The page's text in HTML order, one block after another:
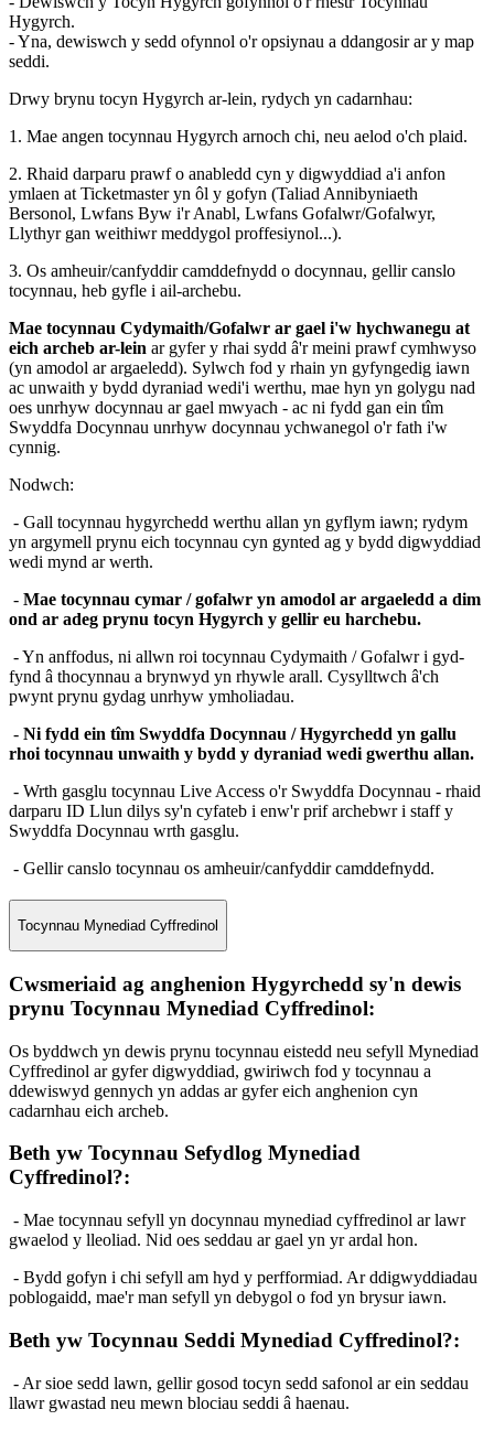
Hygyrch.
- Yna, dewiswch y sedd ofynnol o'r opsiynau a ddangosir ar y map
seddi.
Drwy brynu tocyn Hygyrch ar-lein, rydych yn cadarnhau:
1. Mae angen tocynnau Hygyrch arnoch chi, neu aelod o'ch plaid.
2. Rhaid darparu prawf o anabledd cyn y digwyddiad a'i anfon
ymlaen at Ticketmaster yn ôl y gofyn (Taliad Annibyniaeth
Bersonol, Lwfans Byw i'r Anabl, Lwfans Gofalwr/Gofalwyr,
Llythyr gan weithiwr meddygol proffesiynol...).
3. Os amheuir/canfyddir camddefnydd o docynnau, gellir canslo
tocynnau, heb gyfle i ail-archebu.
Mae tocynnau Cydymaith/Gofalwr ar gael i'w hychwanegu at
eich archeb ar-lein ar gyfer y rhai sydd â'r meini prawf cymhwyso
(yn amodol ar argaeledd). Sylwch fod y rhain yn gyfyngedig iawn
ac unwaith y bydd dyraniad wedi'i werthu, mae hyn yn golygu nad
oes unrhyw docynnau ar gael mwyach - ac ni fydd gan ein tîm
Swyddfa Docynnau unrhyw docynnau ychwanegol o'r fath i'w
cynnig.
Nodwch:
- Gall tocynnau hygyrchedd werthu allan yn gyflym iawn; rydym
yn argymell prynu eich tocynnau cyn gynted ag y bydd digwyddiad
wedi mynd ar werth.
- Mae tocynnau cymar / gofalwr yn amodol ar argaeledd a dim
ond ar adeg prynu tocyn Hygyrch y gellir eu harchebu.
- Yn anffodus, ni allwn roi tocynnau Cydymaith / Gofalwr i gyd-
fynd â thocynnau a brynwyd yn rhywle arall. Cysylltwch â'ch
pwynt prynu gydag unrhyw ymholiadau.
- Ni fydd ein tîm Swyddfa Docynnau / Hygyrchedd yn gallu
rhoi tocynnau unwaith y bydd y dyraniad wedi gwerthu allan.
- Wrth gasglu tocynnau Live Access o'r Swyddfa Docynnau - rhaid
darparu ID Llun dilys sy'n cyfateb i enw'r prif archebwr i staff y
Swyddfa Docynnau wrth gasglu.
- Gellir canslo tocynnau os amheuir/canfyddir camddefnydd.
Tocynnau Mynediad Cyffredinol
Cwsmeriaid ag anghenion Hygyrchedd sy'n dewis
prynu Tocynnau Mynediad Cyffredinol:
Os byddwch yn dewis prynu tocynnau eistedd neu sefyll Mynediad
Cyffredinol ar gyfer digwyddiad, gwiriwch fod y tocynnau a
ddewiswyd gennych yn addas ar gyfer eich anghenion cyn
cadarnhau eich archeb.
Beth yw Tocynnau Sefydlog Mynediad
Cyffredinol?:
- Mae tocynnau sefyll yn docynnau mynediad cyffredinol ar lawr
gwaelod y lleoliad. Nid oes seddau ar gael yn yr ardal hon.
- Bydd gofyn i chi sefyll am hyd y perfformiad. Ar ddigwyddiadau
poblogaidd, mae'r man sefyll yn debygol o fod yn brysur iawn.
Beth yw Tocynnau Seddi Mynediad Cyffredinol?:
- Ar sioe sedd lawn, gellir gosod tocyn sedd safonol ar ein seddau
llawr gwastad neu mewn blociau seddi â haenau.